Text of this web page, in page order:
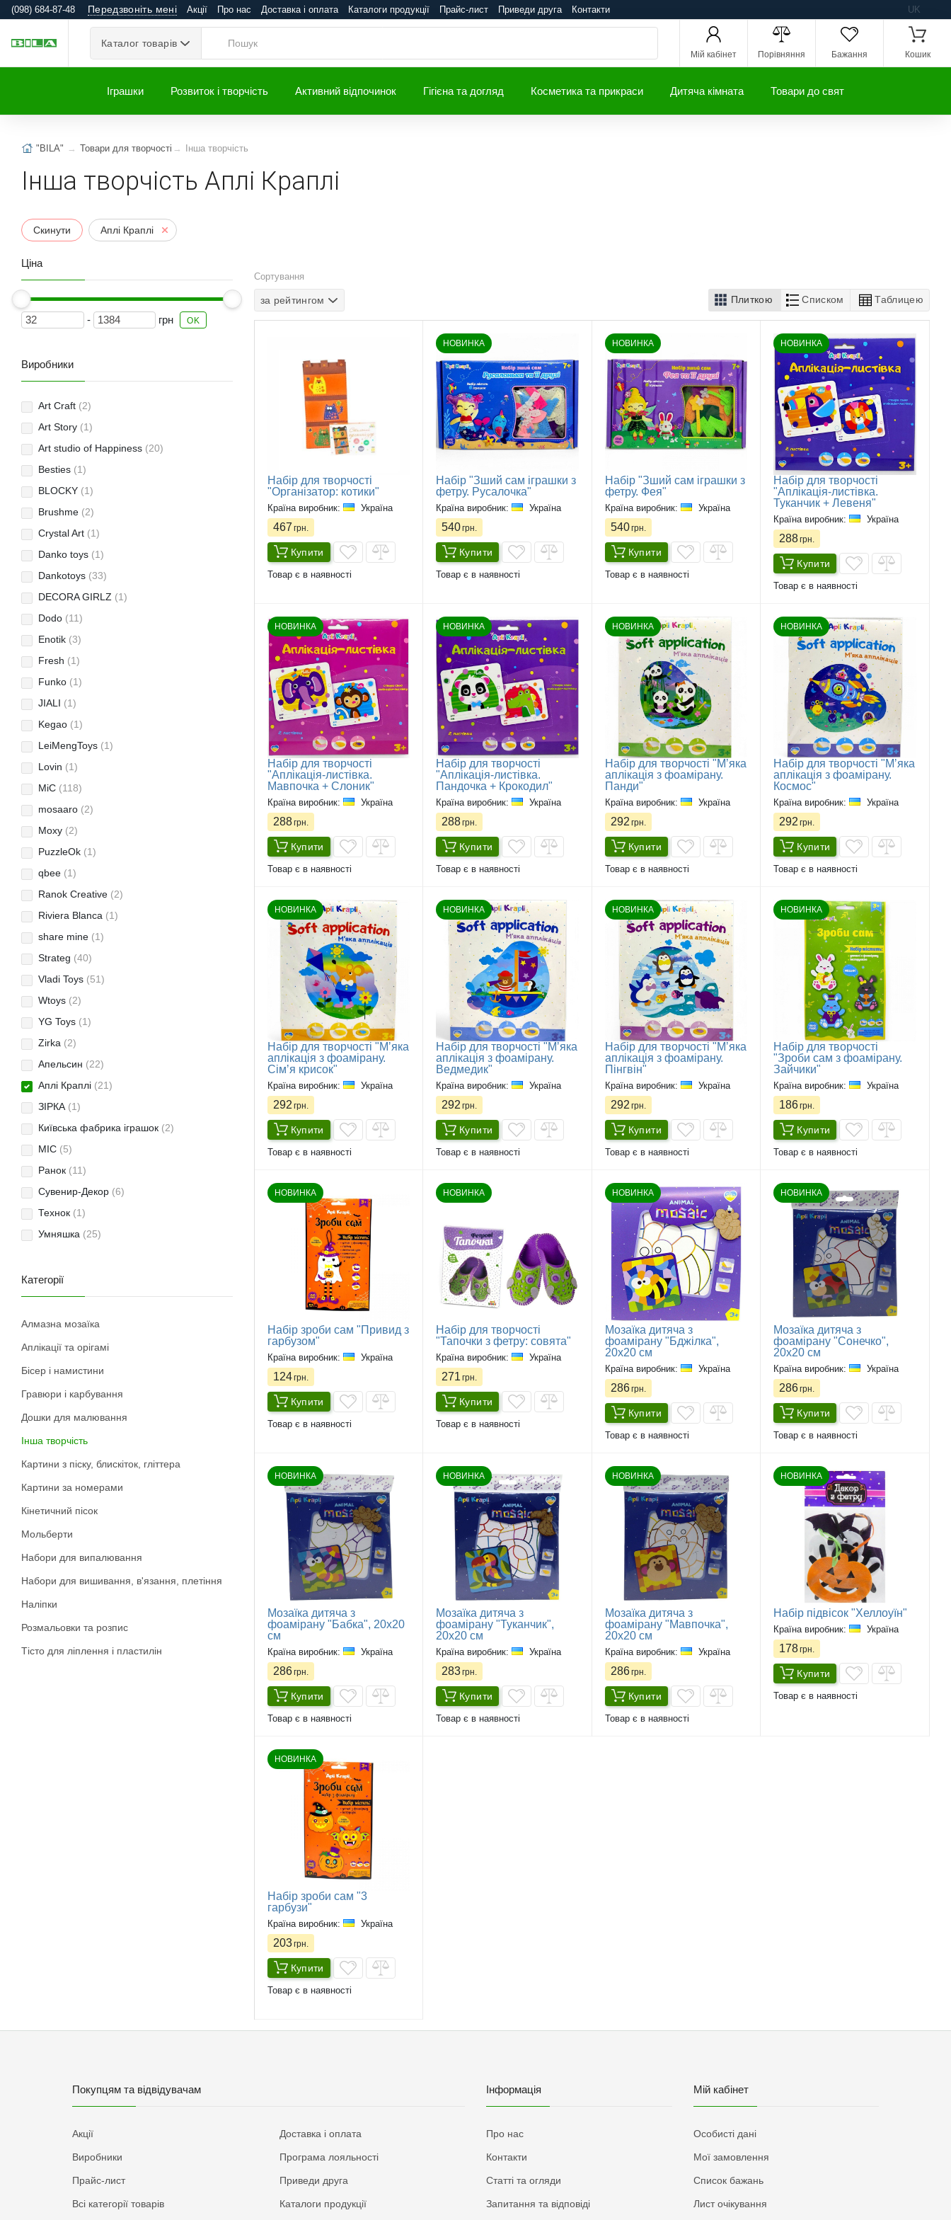
(098) 684-87-48 Передзвоніть мені Акції Про нас Доставка і оплата Каталоги продукції Прайс-лист Приведи друга Контакти UK
Каталог товарів
Мій кабінет Порівняння Бажання Кошик
Іграшки Розвиток і творчість Активний відпочинок Гігієна та догляд Косметика та прикраси Дитяча кімната Товари до свят
"BILA" Товари для творчості Інша творчість
Інша творчість Аплі Краплі
Скинути Аплі Краплі
Сортування
за рейтингом Плиткою Списком Таблицею
Набір для творчості
"Організатор: котики"
Країна виробник: Україна
467 грн.
Купити
Товар є в наявності
НОВИНКА
Набір "Зший сам іграшки з
фетру. Русалочка"
Країна виробник: Україна
540грн.
Купити
Товар є в наявності
НОВИНКА
Набір "Зший сам іграшки з
фетру. Фея"
Країна виробник: Україна
540грн.
Купити
Товар є в наявності
НОВИНКА
Набір для творчості
"Аплікація-листівка.
Туканчик + Левеня"
Країна виробник: Україна
288грн.
Купити
Товар є в наявності
НОВИНКА
Набір для творчості
"Аплікація-листівка.
Мавпочка + Слоник"
Країна виробник: Україна
288грн.
Купити
Товар є в наявності
НОВИНКА
Набір для творчості
"Аплікація-листівка.
Пандочка + Крокодил"
Країна виробник: Україна
288грн.
Купити
Товар є в наявності
НОВИНКА
Набір для творчості "Мʼяка
аплікація з фоамірану.
Панди"
Країна виробник: Україна
292 грн.
Купити
Товар є в наявності
НОВИНКА
Набір для творчості "Мʼяка
аплікація з фоамірану.
Космос"
Країна виробник: Україна
292 грн.
Купити
Товар є в наявності
НОВИНКА
Набір для творчості "Мʼяка
аплікація з фоамірану.
Сімʼя крисок"
Країна виробник: Україна
292 грн.
Купити
Товар є в наявності
НОВИНКА
Набір для творчості "Мʼяка
аплікація з фоамірану.
Ведмедик"
Країна виробник: Україна
292 грн.
Купити
Товар є в наявності
НОВИНКА
Набір для творчості "Мʼяка
аплікація з фоамірану.
Пінгвін"
Країна виробник: Україна
292 грн.
Купити
Товар є в наявності
НОВИНКА
Набір для творчості
"Зроби сам з фоамірану.
Зайчики"
Країна виробник: Україна
186грн.
Купити
Товар є в наявності
НОВИНКА
Набір зроби сам "Привид з
гарбузом"
Країна виробник: Україна
124грн.
Купити
Товар є в наявності
НОВИНКА
Набір для творчості
"Тапочки з фетру: совята"
Країна виробник: Україна
271 грн.
Купити
Товар є в наявності
НОВИНКА
Мозаїка дитяча з
фоамірану "Бджілка",
20х20 см
Країна виробник: Україна
286грн.
Купити
Товар є в наявності
НОВИНКА
Мозаїка дитяча з
фоамірану "Сонечко",
20х20 см
Країна виробник: Україна
286грн.
Купити
Товар є в наявності
НОВИНКА
Мозаїка дитяча з
фоамірану "Бабка", 20х20
см
Країна виробник: Україна
286грн.
Купити
Товар є в наявності
НОВИНКА
Мозаїка дитяча з
фоамірану "Туканчик",
20х20 см
Країна виробник: Україна
283грн.
Купити
Товар є в наявності
НОВИНКА
Мозаїка дитяча з
фоамірану "Мавпочка",
20х20 см
Країна виробник: Україна
286грн.
Купити
Товар є в наявності
НОВИНКА
Набір підвісок "Хеллоуїн"
Країна виробник: Україна
178грн.
Купити
Товар є в наявності
НОВИНКА
Набір зроби сам "3
гарбузи"
Країна виробник: Україна
203грн.
Купити
Товар є в наявності
Ціна
- грн OK
Виробники
Art Craft (2)
Art Story (1)
Art studio of Happiness (20)
Besties (1)
BLOCKY (1)
Brushme (2)
Crystal Art (1)
Danko toys (1)
Dankotoys (33)
DECORA GIRLZ (1)
Dodo (11)
Enotik (3)
Fresh (1)
Funko (1)
JIALI (1)
Kegao (1)
LeiMengToys (1)
Lovin (1)
MiC (118)
mosaaro (2)
Moxy (2)
PuzzleOk (1)
qbee (1)
Ranok Creative (2)
Riviera Blanca (1)
share mine (1)
Strateg (40)
Vladi Toys (51)
Wtoys (2)
YG Toys (1)
Zirka (2)
Апельсин (22)
Аплі Краплі (21)
ЗІРКА (1)
Київська фабрика іграшок (2)
МІС (5)
Ранок (11)
Сувенир-Декор (6)
Технок (1)
Умняшка (25)
Категорії
Алмазна мозаїка
Аплікації та орігамі
Бісер і намистини
Гравюри і карбування
Дошки для малювання
Інша творчість
Картини з піску, блискіток, гліттера
Картини за номерами
Кінетичний пісок
Мольберти
Набори для випалювання
Набори для вишивання, в'язання, плетіння
Наліпки
Розмальовки та розпис
Тісто для ліплення і пластилін
Покупцям та відвідувачам
Акції
Виробники
Прайс-лист
Всі категорії товарів
Доставка і оплата
Програма лояльності
Приведи друга
Каталоги продукції
Інформація
Про нас
Контакти
Статті та огляди
Запитання та відповіді
Мій кабінет
Особисті дані
Мої замовлення
Список бажань
Лист очікування